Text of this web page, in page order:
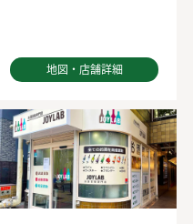
地図・店舗詳細